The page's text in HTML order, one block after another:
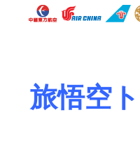
旅悟空